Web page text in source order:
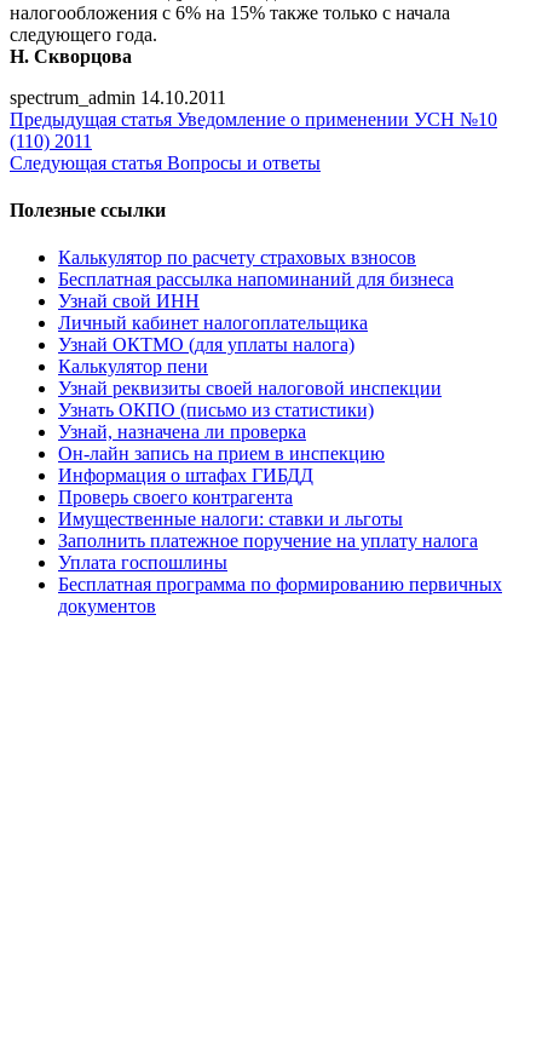
налогообложения с 6% на 15% также только с начала
следующего года.
Н. Скворцова
spectrum_admin 14.10.2011
Предыдущая статья Уведомление о применении УСН №10
(110) 2011
Следующая статья Вопросы и ответы
Полезные ссылки
Калькулятор по расчету страховых взносов
Бесплатная рассылка напоминаний для бизнеса
Узнай свой ИНН
Личный кабинет налогоплательщика
Узнай ОКТМО (для уплаты налога)
Калькулятор пени
Узнай реквизиты своей налоговой инспекции
Узнать ОКПО (письмо из статистики)
Узнай, назначена ли проверка
Он-лайн запись на прием в инспекцию
Информация о штафах ГИБДД
Проверь своего контрагента
Имущественные налоги: ставки и льготы
Заполнить платежное поручение на уплату налога
Уплата госпошлины
Бесплатная программа по формированию первичных
документов